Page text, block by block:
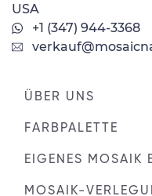
USA
+1 (347) 944-3368
ÜBER UNS
FARBPALETTE
EIGENES MOSAIK
MOSAIK-